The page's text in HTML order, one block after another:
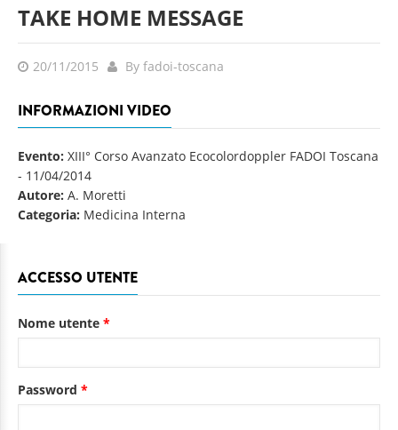
TAKE HOME MESSAGE
20/11/2015 By fadoi-toscana
INFORMAZIONI VIDEO
Evento: XIII° Corso Avanzato Ecocolordoppler FADOI Toscana
- 11/04/2014
Autore: A. Moretti
Categoria: Medicina Interna
ACCESSO UTENTE
Nome utente *
Password *